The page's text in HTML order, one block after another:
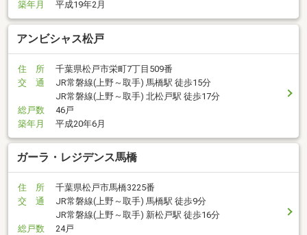
築年月 平成19年2月
アンビシャス松戸
住 所
千葉県松戸市栄町7丁目509番
交 通
JR常磐線(上野～取手) 馬橋駅 徒歩15分
JR常磐線(上野～取手) 北松戸駅 徒歩17分
総戸数
46戸
築年月
平成20年6月
ガーラ・レジデンス馬橋
住 所
千葉県松戸市馬橋3225番
交 通
JR常磐線(上野～取手) 馬橋駅 徒歩9分
JR常磐線(上野～取手) 新松戸駅 徒歩16分
総戸数
24戸